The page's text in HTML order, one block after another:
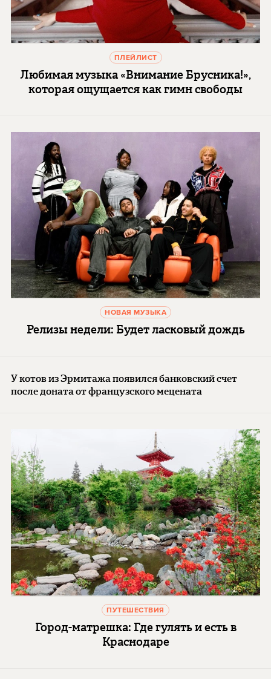
ПЛЕЙЛИСТ
Любимая музыка «Внимание Брусника!»,
которая ощущается как гимн свободы
НОВАЯ МУЗЫКА
Релизы недели: Будет ласковый дождь
У котов из Эрмитажа появился банковский счет
после доната от французского мецената
ПУТЕШЕСТВИЯ
Город-матрешка: Где гулять и есть в
Краснодаре